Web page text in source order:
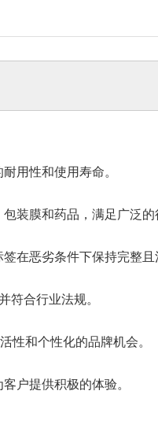
用性和使用寿命。
装膜和药品，满足广泛的
在恶劣条件下保持完整且
合行业法规。
和个性化的品牌机会。
户提供积极的体验。